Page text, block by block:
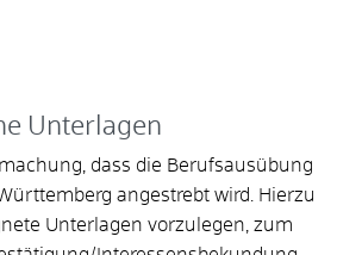
Unterlagen
dass die Berufsausübung
angestrebt wird. Hierzu
Unterlagen vorzulegen, zum